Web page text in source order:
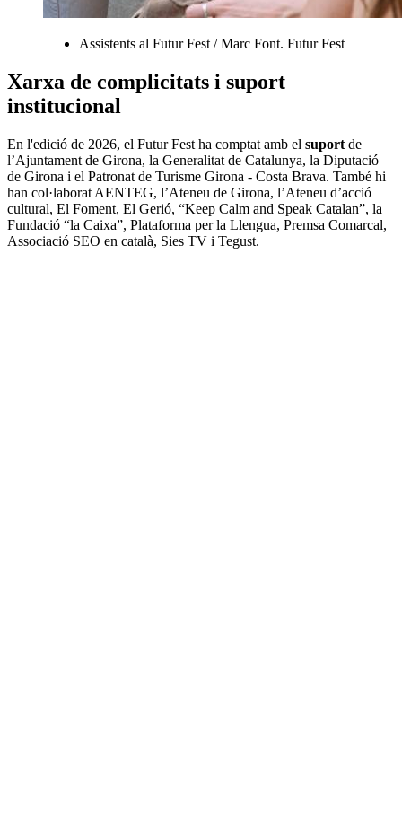
Assistents al Futur Fest / Marc Font. Futur Fest
Xarxa de complicitats i suport
institucional
En l'edició de 2026, el Futur Fest ha comptat amb el suport de
l’Ajuntament de Girona, la Generalitat de Catalunya, la Diputació
de Girona i el Patronat de Turisme Girona - Costa Brava. També hi
han col·laborat AENTEG, l’Ateneu de Girona, l’Ateneu d’acció
cultural, El Foment, El Gerió, “Keep Calm and Speak Catalan”, la
Fundació “la Caixa”, Plataforma per la Llengua, Premsa Comarcal,
Associació SEO en català, Sies TV i Tegust.